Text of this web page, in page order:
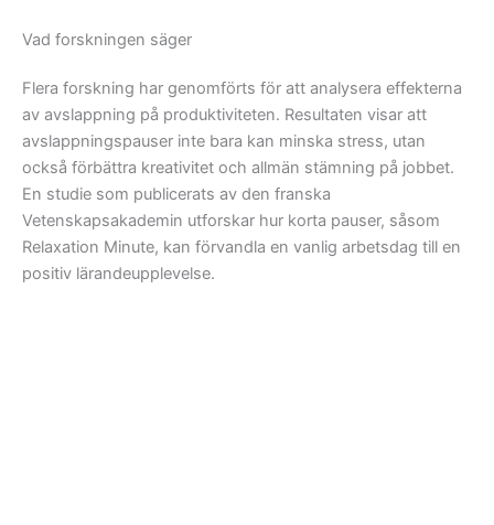
Vad forskningen säger
Flera forskning har genomförts för att analysera effekterna
av avslappning på produktiviteten. Resultaten visar att
avslappningspauser inte bara kan minska stress, utan
också förbättra kreativitet och allmän stämning på jobbet.
En studie som publicerats av den franska
Vetenskapsakademin utforskar hur korta pauser, såsom
Relaxation Minute, kan förvandla en vanlig arbetsdag till en
positiv lärandeupplevelse.